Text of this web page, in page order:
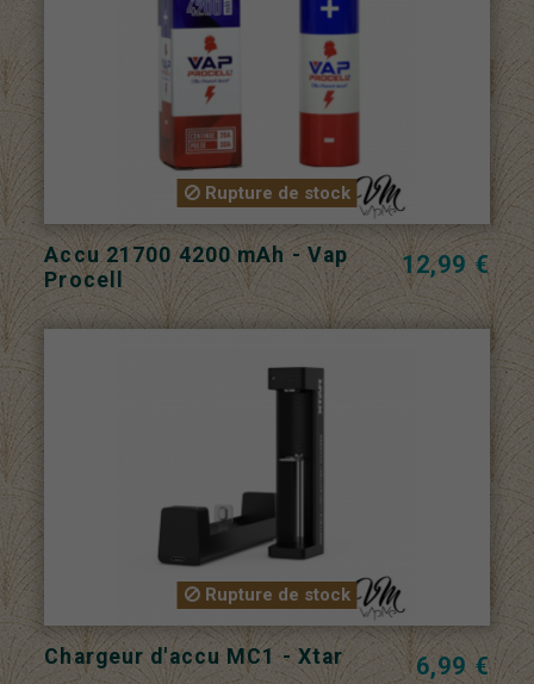
Rupture de stock
Accu 21700 4200 mAh - Vap
Procell
12,99 €
Rupture de stock
Chargeur d'accu MC1 - Xtar 6,99 €